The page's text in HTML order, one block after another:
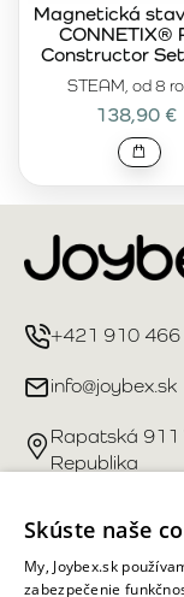
STEAM, od 8
Magnetická
CONNETIX®
Constructor
138,90 €
+421 910
info@joybex.sk
Rapatská 911
Republika
Užitočné
Účet
Skúste naše
My, Joybex.sk
zabezpečenie